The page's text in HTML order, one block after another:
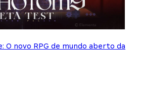
O novo RPG de mundo aberto da